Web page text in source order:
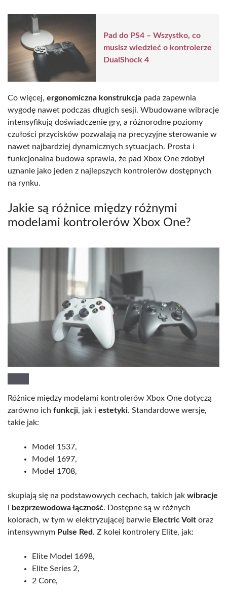
Pad do PS4 – Wszystko, co
musisz wiedzieć o kontrolerze
DualShock 4
Co więcej, ergonomiczna konstrukcja pada zapewnia
wygodę nawet podczas długich sesji. Wbudowane wibracje
intensyfikują doświadczenie gry, a różnorodne poziomy
czułości przycisków pozwalają na precyzyjne sterowanie w
nawet najbardziej dynamicznych sytuacjach. Prosta i
funkcjonalna budowa sprawia, że pad Xbox One zdobył
uznanie jako jeden z najlepszych kontrolerów dostępnych
na rynku.
Jakie są różnice między różnymi
modelami kontrolerów Xbox One?
Różnice między modelami kontrolerów Xbox One dotyczą
zarówno ich funkcji, jak i estetyki. Standardowe wersje,
takie jak:
Model 1537,
Model 1697,
Model 1708,
skupiają się na podstawowych cechach, takich jak wibracje
i bezprzewodowa łączność. Dostępne są w różnych
kolorach, w tym w elektryzującej barwie Electric Volt oraz
intensywnym Pulse Red. Z kolei kontrolery Elite, jak:
Elite Model 1698,
Elite Series 2,
2 Core,